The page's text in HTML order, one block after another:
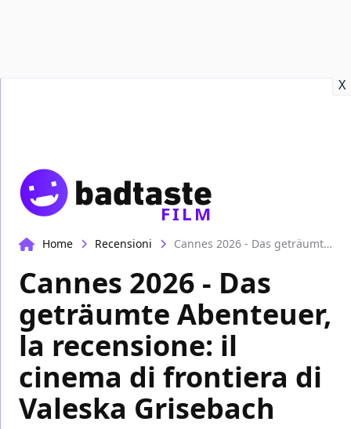
X
FILM
Home Recensioni Cannes 2026 - Das geträumte Abenteuer, la recensione: il cinema di frontiera di Valeska Grisebach
Cannes 2026 - Das
geträumte Abenteuer,
la recensione: il
cinema di frontiera di
Valeska Grisebach